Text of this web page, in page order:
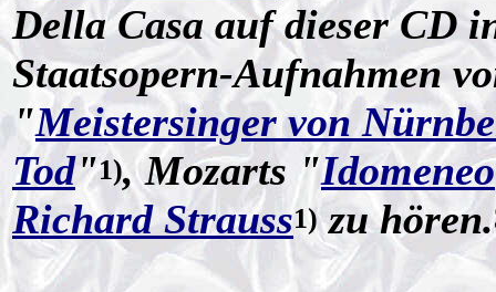
Della Casa auf dieser CD
Staatsopern-Aufnahmen
"Meistersinger von
Tod"1), Mozarts "Idomeneo
Richard Strauss1)zu hören.